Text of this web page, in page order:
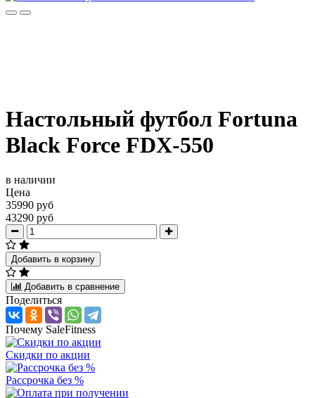
Настольный футбол Fortuna
Black Force FDX-550
в наличии
Цена
35990 руб
43290 руб
Добавить в корзину
Добавить в сравнение
Поделиться
Почему SaleFitness
Скидки по акции
Рассрочка без %